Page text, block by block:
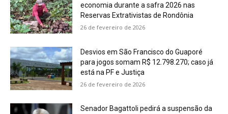
economia durante a safra 2026 nas
Reservas Extrativistas de Rondônia
26 de fevereiro de 2026
Desvios em São Francisco do Guaporé
para jogos somam R$ 12.798.270; caso já
está na PF e Justiça
26 de fevereiro de 2026
Senador Bagattoli pedirá a suspensão da